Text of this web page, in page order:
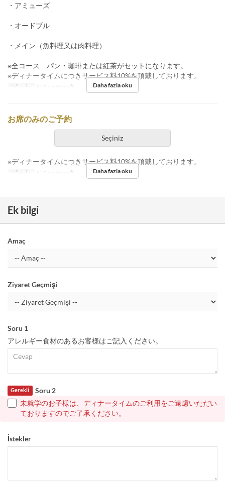
・アミューズ
・オードブル
・メイン（魚料理又は肉料理）
※全コース パン・珈琲または紅茶がセットになります。
※ディナータイムにつきサービス料10%を頂戴しております。
Öğünler Akşam Yemeği Daha fazla oku
お席のみのご予約
Seçiniz
※ディナータイムにつきサービス料10%を頂戴しております。
Öğünler Akşam Yemeği Daha fazla oku
Ek bilgi
Amaç
Ziyaret Geçmişi
Soru 1
アレルギー食材のあるお客様はご記入ください。
Soru 2
Gerekli
未就学のお子様は、ディナータイムのご利用をご遠慮いただい
ておりますのでご了承ください。
İstekler